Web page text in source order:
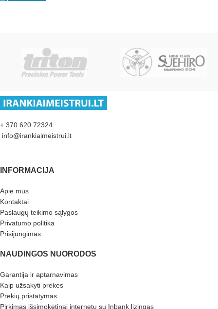
+ 370 620 72324
info@irankiaimeistrui.lt
INFORMACIJA
Apie mus
Kontaktai
Paslaugų teikimo sąlygos
Privatumo politika
Prisijungimas
NAUDINGOS NUORODOS
Garantija ir aptarnavimas
Kaip užsakyti prekes
Prekių pristatymas
Pirkimas išsimokėtinai internetu su Inbank lizingas